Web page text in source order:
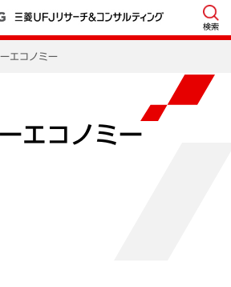
検索
エコノミー
エコノミー